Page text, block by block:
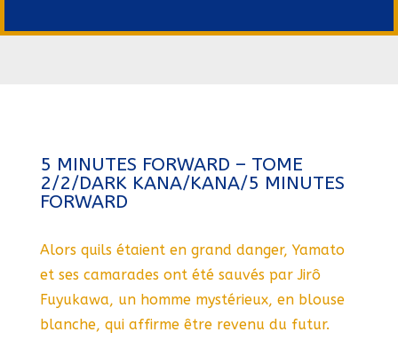
5 MINUTES FORWARD – TOME
2/2/DARK KANA/KANA/5 MINUTES
FORWARD
Alors quils étaient en grand danger, Yamato
et ses camarades ont été sauvés par Jirô
Fuyukawa, un homme mystérieux, en blouse
blanche, qui affirme être revenu du futur.